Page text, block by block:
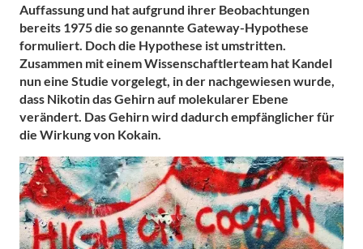
Auffassung und hat aufgrund ihrer Beobachtungen
bereits 1975 die so genannte Gateway-Hypothese
formuliert. Doch die Hypothese ist umstritten.
Zusammen mit einem Wissenschaftlerteam hat Kandel
nun eine Studie vorgelegt, in der nachgewiesen wurde,
dass Nikotin das Gehirn auf molekularer Ebene
verändert. Das Gehirn wird dadurch empfänglicher für
die Wirkung von Kokain.